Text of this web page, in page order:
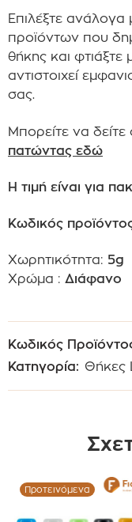
Επιλέξτε ανάλογα
προϊόντων που
θήκης και
αντιστοιχεί
σας.
Μπορείτε να
πατώντας εδώ
Η τιμή είναι για
Κωδικός
Χωρητικότητα: 5g
Χρώμα : Διάφανο
Κωδικός
Κατηγορία: Θήκες
Προτεινόμενα